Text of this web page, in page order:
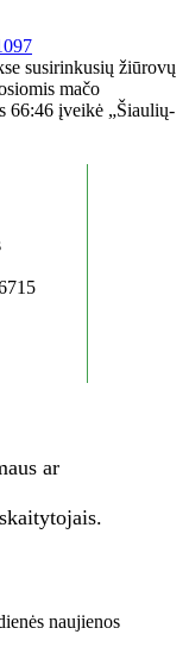
susirinkusių žiūrovų
mačo
66:46 įveikė „Šiaulių-
ar
naujienos